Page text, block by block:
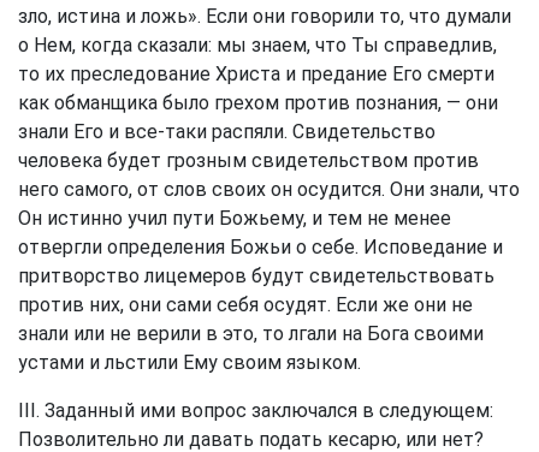
зло, истина и ложь». Если они говорили то, что думали
о Нем, когда сказали: мы знаем, что Ты справедлив,
то их преследование Христа и предание Его смерти
как обманщика было грехом против познания, — они
знали Его и все-таки распяли. Свидетельство
человека будет грозным свидетельством против
него самого, от слов своих он осудится. Они знали, что
Он истинно учил пути Божьему, и тем не менее
отвергли определения Божьи о себе. Исповедание и
притворство лицемеров будут свидетельствовать
против них, они сами себя осудят. Если же они не
знали или не верили в это, то лгали на Бога своими
устами и льстили Ему своим языком.
III. Заданный ими вопрос заключался в следующем:
Позволительно ли давать подать кесарю, или нет?